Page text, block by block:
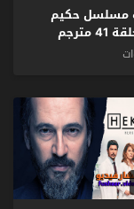
مسلسل حكيم